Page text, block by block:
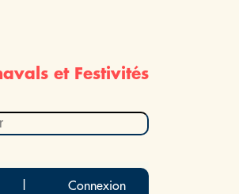
et Festivités
Connexion